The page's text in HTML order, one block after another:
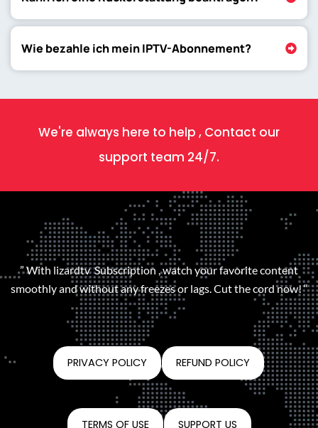
Wie bezahle ich mein IPTV-Abonnement?
We're always here to help , Contact our
support team 24/7.
” With lizardtv Subscription , watch your favorite content
smoothly and without any freezes or lags. Cut the cord now! “
PRIVACY POLICY REFUND POLICY
TERMS OF USE SUPPORT US